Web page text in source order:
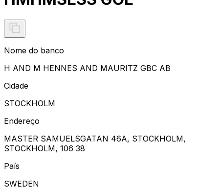
Nome do banco
H AND M HENNES AND MAURITZ GBC AB
Cidade
STOCKHOLM
Endereço
MASTER SAMUELSGATAN 46A, STOCKHOLM,
STOCKHOLM, 106 38
País
SWEDEN